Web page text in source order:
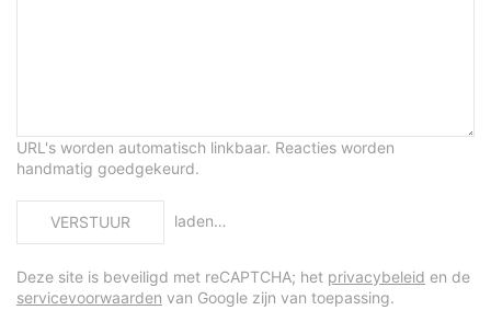
URL's worden automatisch linkbaar. Reacties worden
handmatig goedgekeurd.
VERSTUUR laden…
Deze site is beveiligd met reCAPTCHA; het privacybeleid en de
servicevoorwaarden van Google zijn van toepassing.